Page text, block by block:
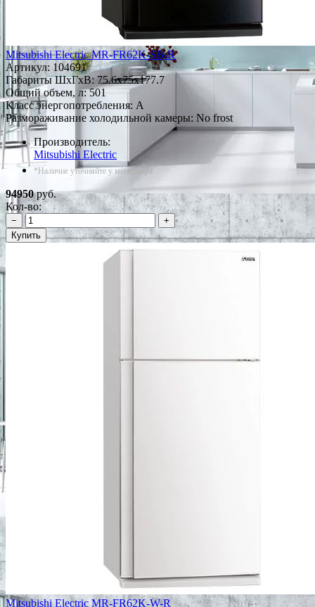
Mitsubishi Electric MR-FR62K-SB-R
Артикул:104691
Габариты ШxГxВ: 75.6x75x177.7
Общий объем, л: 501
Класс энергопотребления: A
Размораживание холодильной камеры: No frost
Производитель:
Mitsubishi Electric
*Наличие уточняйте у менеджера
94950руб.
Кол-во:
−
+
Купить
Mitsubishi Electric MR-FR62K-W-R